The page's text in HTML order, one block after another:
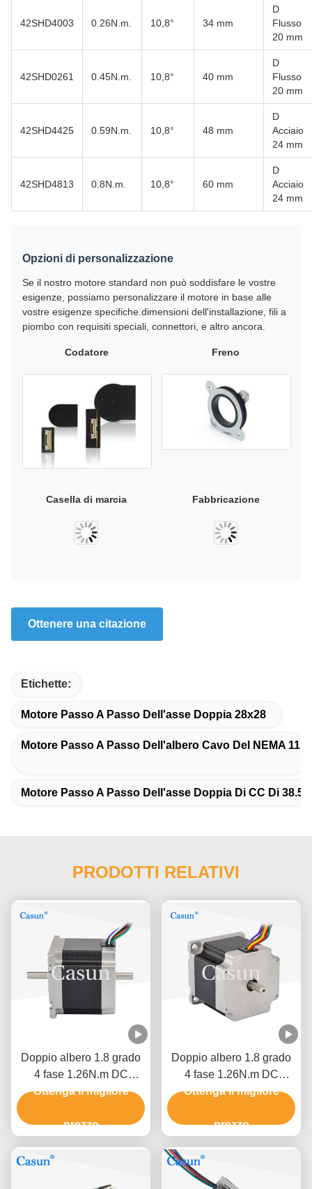
42SHD4003 0.26N.m. 10,8° 34 mm
D
Flusso
20 mm
42SHD0261 0.45N.m. 10,8° 40 mm
D
Flusso
20 mm
42SHD4425 0.59N.m. 10,8° 48 mm
D
Acciaio
24 mm
42SHD4813 0.8N.m. 10,8° 60 mm
D
Acciaio
24 mm
Opzioni di personalizzazione
Se il nostro motore standard non può soddisfare le vostre
esigenze, possiamo personalizzare il motore in base alle
vostre esigenze specifiche.dimensioni dell'installazione, fili a
piombo con requisiti speciali, connettori, e altro ancora.
Codatore Freno
Casella di marcia Fabbricazione
Ottenere una citazione
Etichette:
Motore Passo A Passo Dell'asse Doppia 28x28
Motore Passo A Passo Dell'albero Cavo Del NEMA 11
Motore Passo A Passo Dell'asse Doppia Di CC Di
PRODOTTI RELATIVI
Doppio albero 1.8 grado
4 fase 1.26N.m DC
NEMA 23 Hybrid Stepper
Ottenga il migliore
prezzo
Doppio albero 1.8 grado
4 fase 1.26N.m DC
NEMA 23 Hybrid Stepper
Ottenga il migliore
prezzo